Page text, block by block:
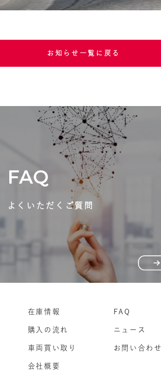
お知らせ一覧に戻る
FAQ
よくいただくご質問
在庫情報
購入の流れ
車両買い取り
会社概要
FAQ
ニュース
お問い合わせ